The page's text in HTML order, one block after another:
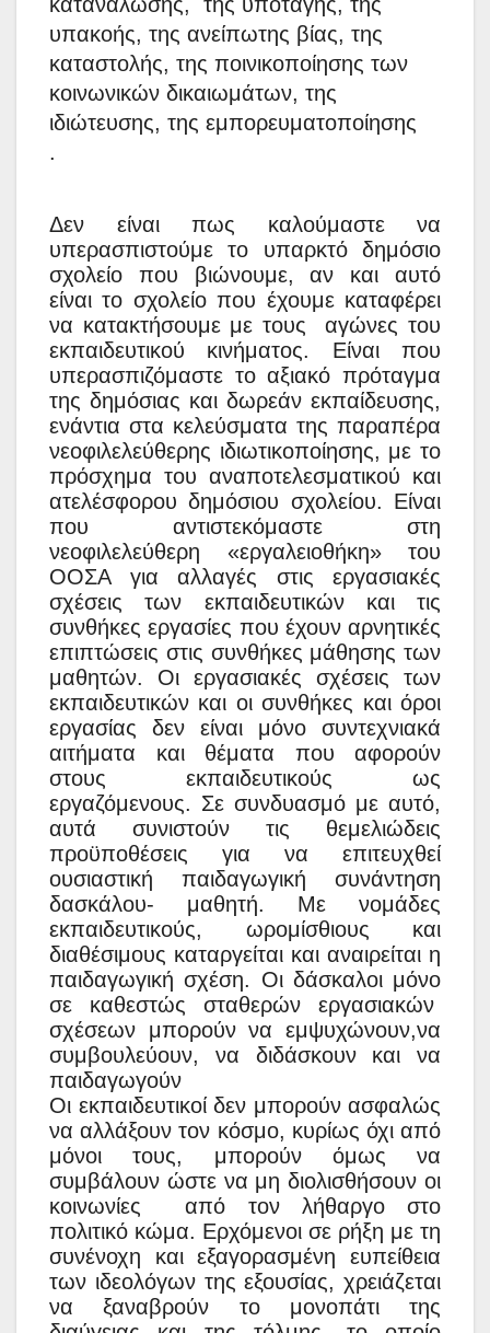
κατανάλωσης, της υποταγής, της
υπακοής, της ανείπωτης βίας, της
καταστολής, της ποινικοποίησης των
κοινωνικών δικαιωμάτων, της
ιδιώτευσης, της εμπορευματοποίησης
.
Δεν είναι πως καλούμαστε να
υπερασπιστούμε το υπαρκτό δημόσιο
σχολείο που βιώνουμε, αν και αυτό
είναι το σχολείο που έχουμε καταφέρει
να κατακτήσουμε με τους αγώνες του
εκπαιδευτικού κινήματος. Είναι που
υπερασπιζόμαστε το αξιακό πρόταγμα
της δημόσιας και δωρεάν εκπαίδευσης,
ενάντια στα κελεύσματα της παραπέρα
νεοφιλελεύθερης ιδιωτικοποίησης, με το
πρόσχημα του αναποτελεσματικού και
ατελέσφορου δημόσιου σχολείου. Είναι
που αντιστεκόμαστε στη
νεοφιλελεύθερη «εργαλειοθήκη» του
ΟΟΣΑ για αλλαγές στις εργασιακές
σχέσεις των εκπαιδευτικών και τις
συνθήκες εργασίες που έχουν αρνητικές
επιπτώσεις στις συνθήκες μάθησης των
μαθητών. Οι εργασιακές σχέσεις των
εκπαιδευτικών και οι συνθήκες και όροι
εργασίας δεν είναι μόνο συντεχνιακά
αιτήματα και θέματα που αφορούν
στους εκπαιδευτικούς ως
εργαζόμενους. Σε συνδυασμό με αυτό,
αυτά συνιστούν τις θεμελιώδεις
προϋποθέσεις για να επιτευχθεί
ουσιαστική παιδαγωγική συνάντηση
δασκάλου- μαθητή. Με νομάδες
εκπαιδευτικούς, ωρομίσθιους και
διαθέσιμους καταργείται και αναιρείται η
παιδαγωγική σχέση. Οι δάσκαλοι μόνο
σε καθεστώς σταθερών εργασιακών
σχέσεων μπορούν να εμψυχώνουν,να
συμβουλεύουν, να διδάσκουν και να
παιδαγωγούν
Οι εκπαιδευτικοί δεν μπορούν ασφαλώς
να αλλάξουν τον κόσμο, κυρίως όχι από
μόνοι τους, μπορούν όμως να
συμβάλουν ώστε να μη διολισθήσουν οι
κοινωνίες από τον λήθαργο στο
πολιτικό κώμα. Ερχόμενοι σε ρήξη με τη
συνένοχη και εξαγορασμένη ευπείθεια
των ιδεολόγων της εξουσίας, χρειάζεται
να ξαναβρούν το μονοπάτι της